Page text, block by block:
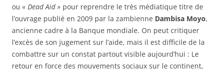
ou « Dead Aid » pour reprendre le très médiatique titre de
l’ouvrage publié en 2009 par la zambienne Dambisa Moyo,
ancienne cadre à la Banque mondiale. On peut critiquer
l’excès de son jugement sur l’aide, mais il est difficile de la
combattre sur un constat partout visible aujourd’hui : Le
retour en force des mouvements sociaux sur le continent,